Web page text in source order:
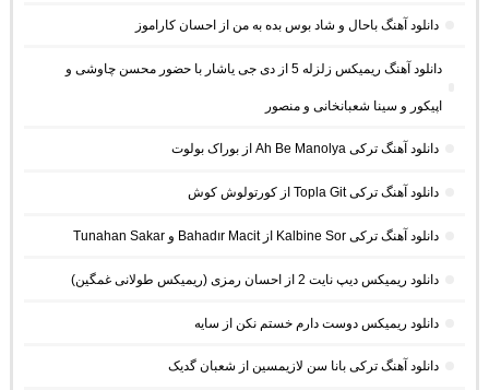
دانلود آهنگ باحال و شاد بوس بده به من از احسان کاراموز
دانلود آهنگ ریمیکس زلزله 5 از دی جی یاشار با حضور محسن چاوشی و
اپیکور و سینا شعبانخانی و منصور
دانلود آهنگ ترکی Ah Be Manolya از بوراک بولوت
دانلود آهنگ ترکی Topla Git از کورتولوش کوش
دانلود آهنگ ترکی Kalbine Sor از Bahadır Macit و Tunahan Sakar
دانلود ریمیکس دیپ نایت 2 از احسان رمزی (ریمیکس طولانی غمگین)
دانلود ریمیکس دوست دارم خستم نکن از سایه
دانلود آهنگ ترکی بانا سن لازیمسین از شعبان گدیک